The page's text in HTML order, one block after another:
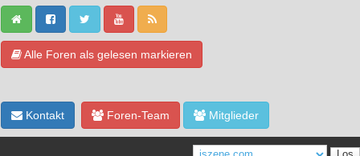
Alle Foren als gelesen markieren
Kontakt Foren-Team Mitglieder